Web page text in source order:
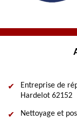
Entreprise de
Hardelot 62152
Nettoyage et